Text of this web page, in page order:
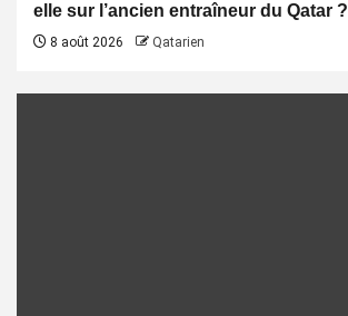
elle sur l’ancien entraîneur du Qatar ?
8 août 2026 Qatarien